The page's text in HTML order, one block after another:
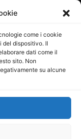
come i cookie
del dispositivo. Il
dati come il
sito. Non
su alcune
Scaglione
Calabrese
a r.l. è
al